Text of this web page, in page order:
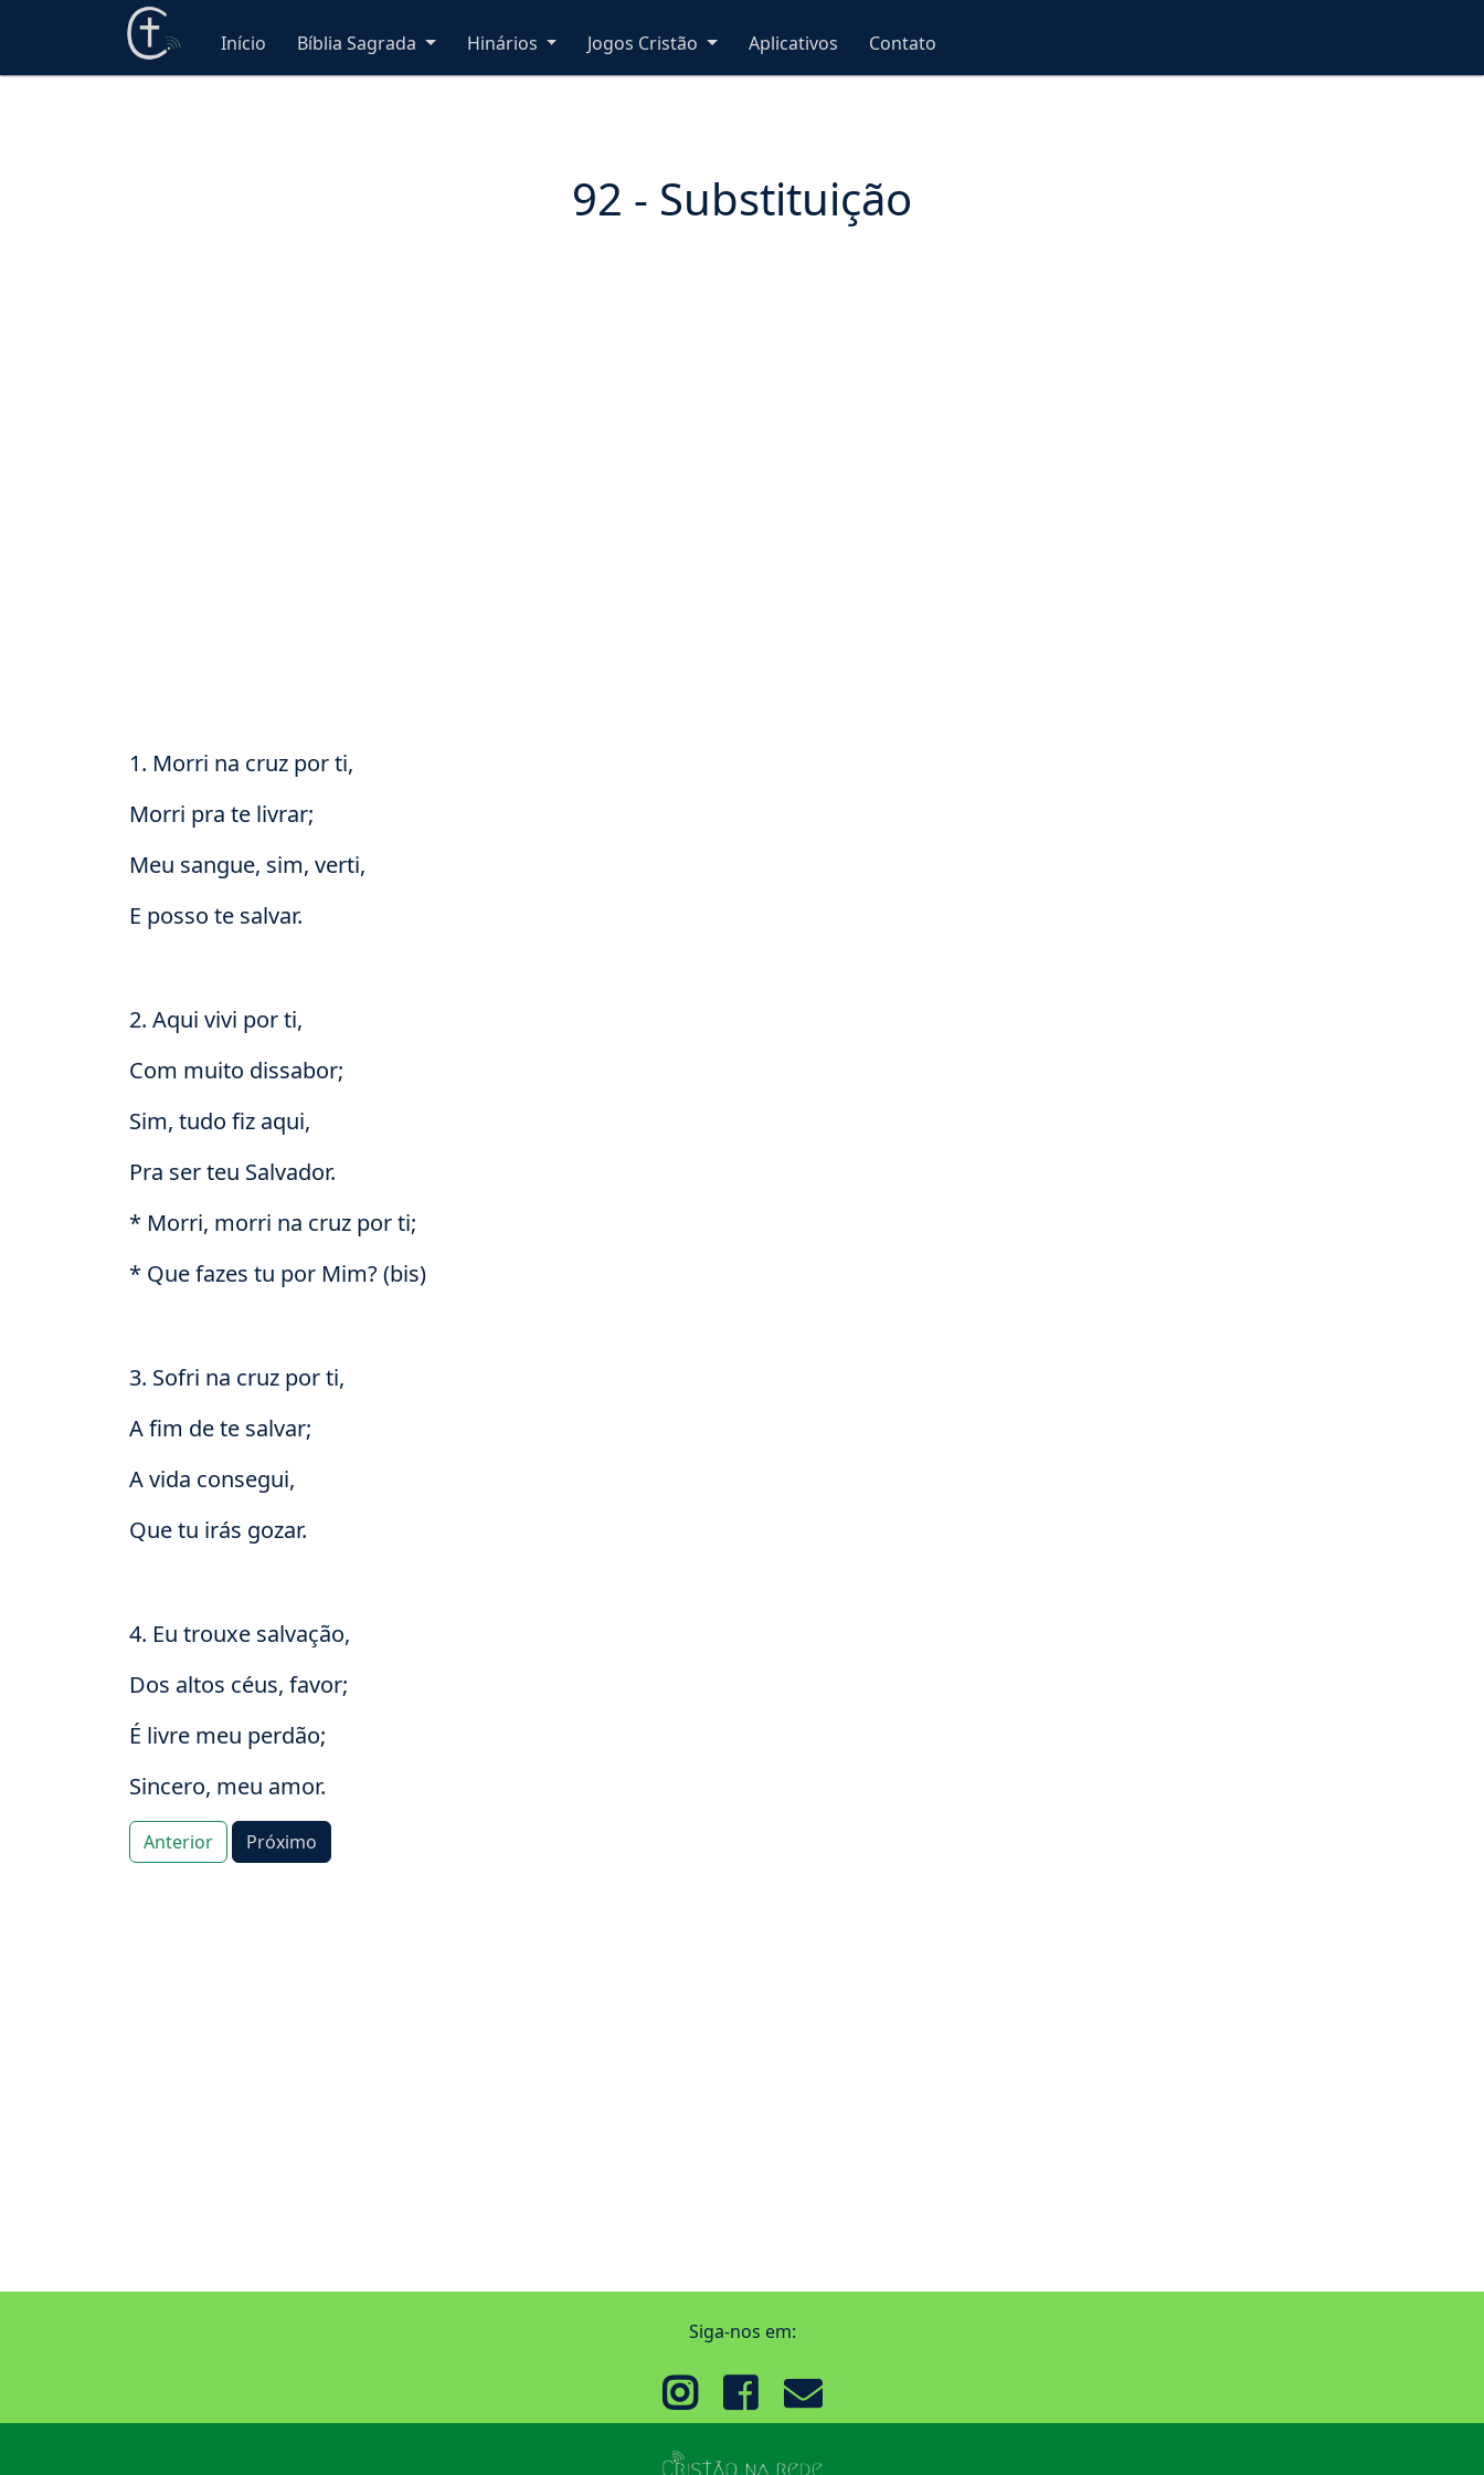
Início Bíblia Sagrada Hinários Jogos Cristão Aplicativos Contato
92 - Substituição
1. Morri na cruz por ti,
Morri pra te livrar;
Meu sangue, sim, verti,
E posso te salvar.
2. Aqui vivi por ti,
Com muito dissabor;
Sim, tudo fiz aqui,
Pra ser teu Salvador.
* Morri, morri na cruz por ti;
* Que fazes tu por Mim? (bis)
3. Sofri na cruz por ti,
A fim de te salvar;
A vida consegui,
Que tu irás gozar.
4. Eu trouxe salvação,
Dos altos céus, favor;
É livre meu perdão;
Sincero, meu amor.
Anterior Próximo
Siga-nos em: